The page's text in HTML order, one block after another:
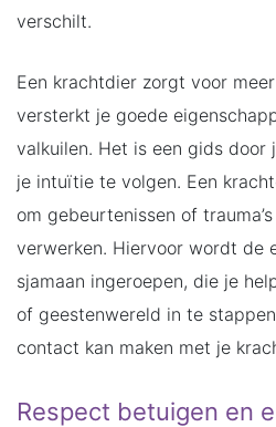
verschilt.
Een krachtdier zorgt voor
versterkt je goede
valkuilen. Het is een gids door
je intuïtie te volgen. Een
om gebeurtenissen of
verwerken. Hiervoor wordt de
sjamaan ingeroepen, die je
of geestenwereld in te
contact kan maken met je
Respect betuigen en